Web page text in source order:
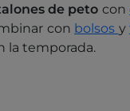
de peto con
con bolsos y
la temporada.